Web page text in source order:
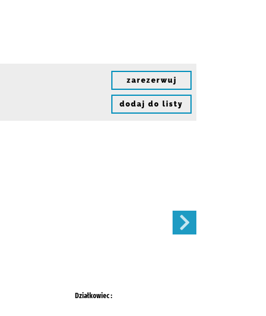
zarezerwuj
dodaj do listy
Działkowiec :